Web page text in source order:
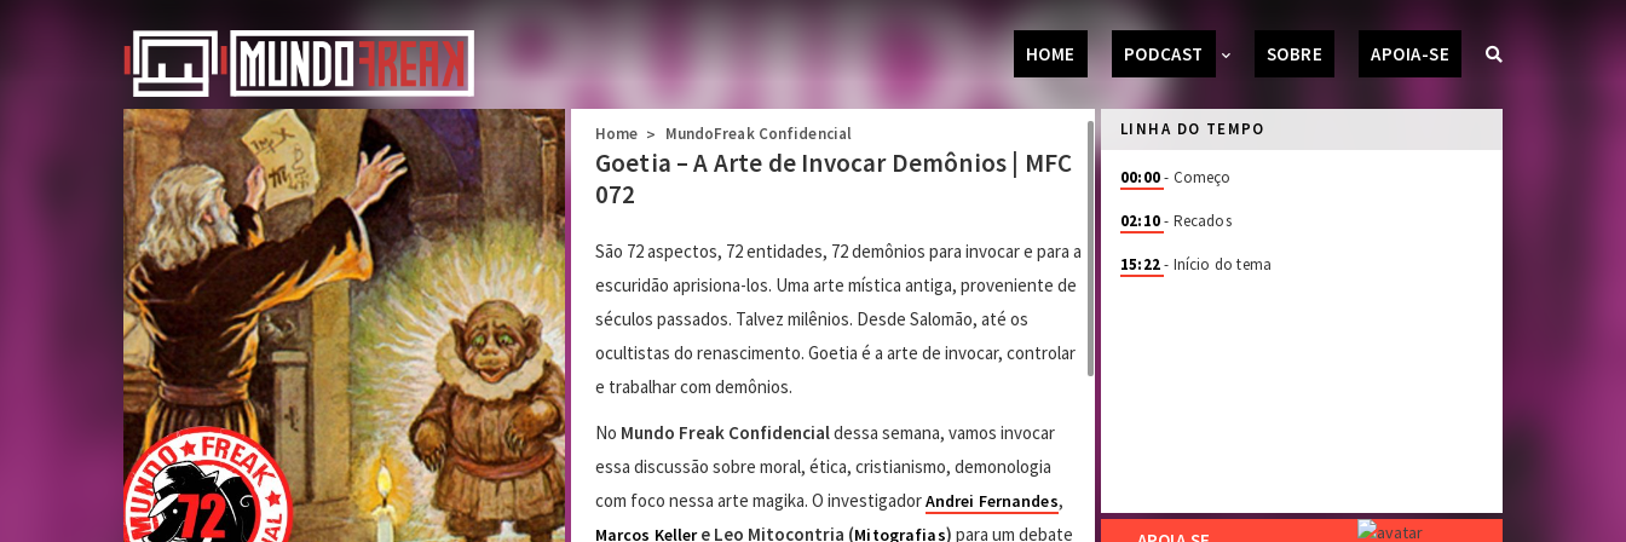
HOME PODCAST SOBRE APOIA-SE
Home > MundoFreak Confidencial
Goetia – A Arte de Invocar Demônios | MFC
072
São 72 aspectos, 72 entidades, 72 demônios para invocar e para a
escuridão aprisiona-los. Uma arte mística antiga, proveniente de
séculos passados. Talvez milênios. Desde Salomão, até os
ocultistas do renascimento. Goetia é a arte de invocar, controlar
e trabalhar com demônios.
No Mundo Freak Confidencialdessa semana, vamos invocar
essa discussão sobre moral, ética, cristianismo, demonologia
com foco nessa arte magika. O investigadorAndrei Fernandes,
Marcos Kellere Leo Mitocontria (Mitografias) para um debate
LINHA DO TEMPO
00:00- Começo
02:10- Recados
15:22- Início do tema